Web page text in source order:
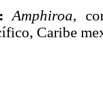
Amphiroa,
Caribe